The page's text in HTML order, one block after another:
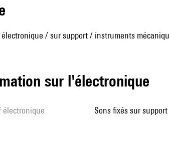
/ sur support / instruments
sur l'électronique
électronique sons fixés sur support